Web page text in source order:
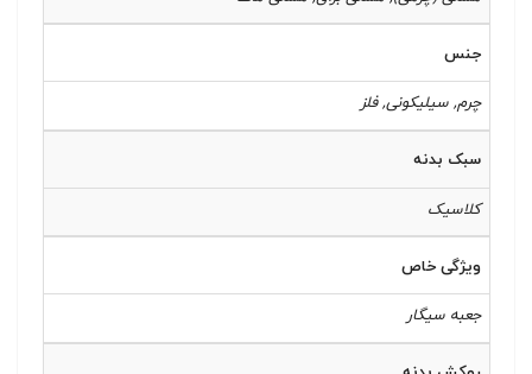
جنس
چرم, سیلیکونی, فلز
سبک بدنه
کلاسیک
ویژگی خاص
جعبه سیگار